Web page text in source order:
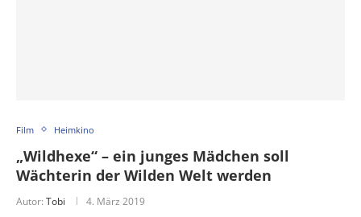
Film Heimkino
„Wildhexe“ – ein junges Mädchen soll
Wächterin der Wilden Welt werden
Autor: Tobi 4. März 2019